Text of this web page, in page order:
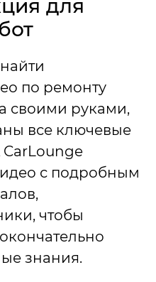
для
по ремонту
своими руками,
все ключевые
с подробным
чтобы
знания.